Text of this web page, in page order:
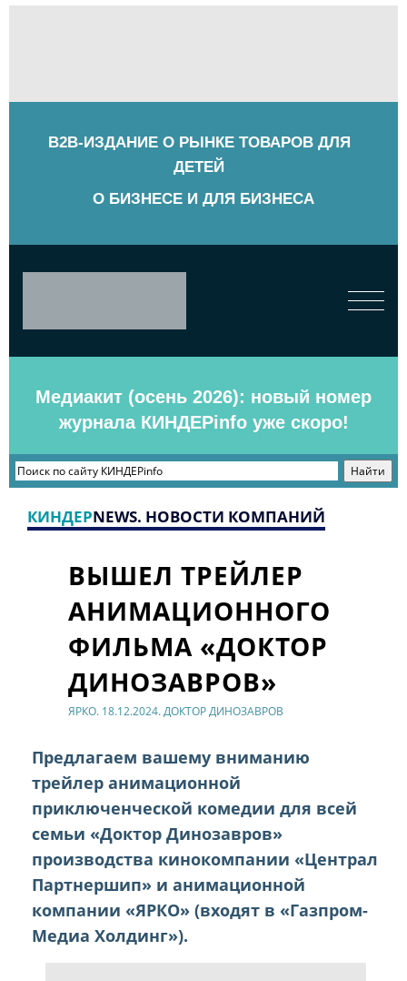
B2B-ИЗДАНИЕ О РЫНКЕ ТОВАРОВ ДЛЯ
ДЕТЕЙ
О БИЗНЕСЕ И ДЛЯ БИЗНЕСА
Медиакит (осень 2026): новый номер
журнала КИНДЕРinfo уже скоро!
КИНДЕРNEWS. НОВОСТИ КОМПАНИЙ
ВЫШЕЛ ТРЕЙЛЕР
АНИМАЦИОННОГО
ФИЛЬМА «ДОКТОР
ДИНОЗАВРОВ»
ЯРКО. 18.12.2024. ДОКТОР ДИНОЗАВРОВ
Предлагаем вашему вниманию
трейлер анимационной
приключенческой комедии для всей
семьи «Доктор Динозавров»
производства кинокомпании «Централ
Партнершип» и анимационной
компании «ЯРКО» (входят в «Газпром-
Медиа Холдинг»).